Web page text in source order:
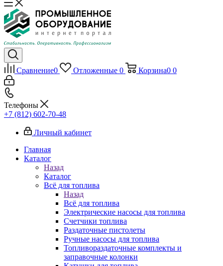
Сравнение0 Отложенные 0 Корзина0 0
Телефоны
+7 (812) 602-70-48
Личный кабинет
Главная
Каталог
Назад
Каталог
Всё для топлива
Назад
Всё для топлива
Электрические насосы для топлива
Счетчики топлива
Раздаточные пистолеты
Ручные насосы для топлива
Топливораздаточные комплекты и
заправочные колонки